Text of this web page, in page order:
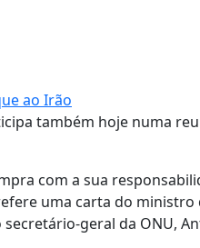
ao Irão
também hoje numa
com a sua
uma carta do
geral da ONU,